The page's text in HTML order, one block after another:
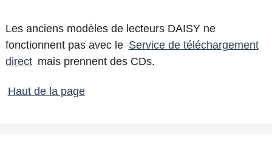
Les anciens modèles de lecteurs DAISY ne
fonctionnent pas avec le Service de téléchargement
direct mais prennent des CDs.
Haut de la page